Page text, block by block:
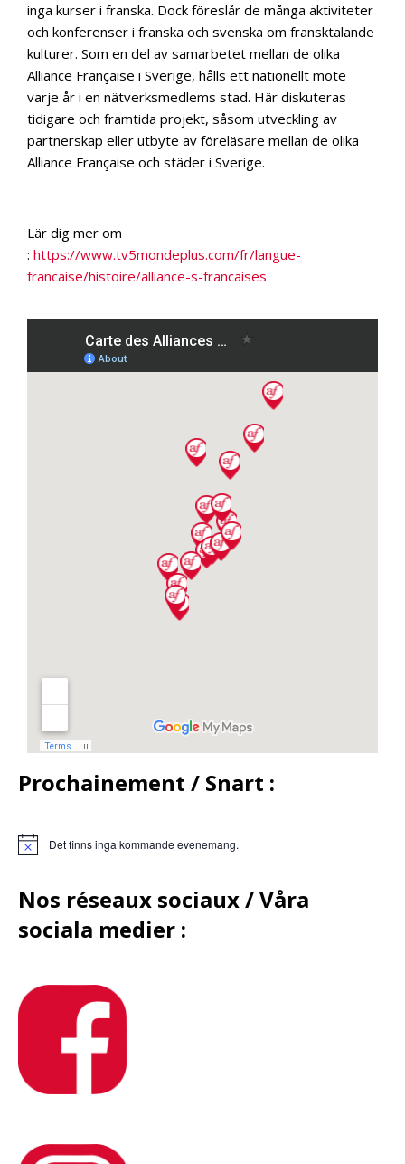
inga kurser i franska. Dock föreslår de många aktiviteter
och konferenser i franska och svenska om fransktalande
kulturer. Som en del av samarbetet mellan de olika
Alliance Française i Sverige, hålls ett nationellt möte
varje år i en nätverksmedlems stad. Här diskuteras
tidigare och framtida projekt, såsom utveckling av
partnerskap eller utbyte av föreläsare mellan de olika
Alliance Française och städer i Sverige.
Lär dig mer om
: https://www.tv5mondeplus.com/fr/langue-
francaise/histoire/alliance-s-francaises
Prochainement / Snart :
Det finns inga kommande evenemang.
Nos réseaux sociaux /Våra
sociala medier :